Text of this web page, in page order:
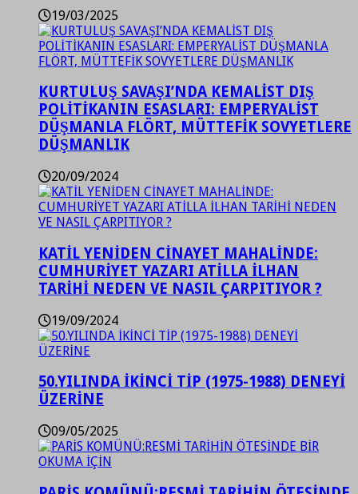
19/03/2025
KURTULUŞ SAVAŞI’NDA KEMALİST DIŞ
POLİTİKANIN ESASLARI: EMPERYALİST
DÜŞMANLA FLÖRT, MÜTTEFİK SOVYETLERE
DÜŞMANLIK
20/09/2024
KATİL YENİDEN CİNAYET MAHALİNDE:
CUMHURİYET YAZARI ATİLLA İLHAN
TARİHİ NEDEN VE NASIL ÇARPITIYOR ?
19/09/2024
50.YILINDA İKİNCİ TİP (1975-1988) DENEYİ
ÜZERİNE
09/05/2025